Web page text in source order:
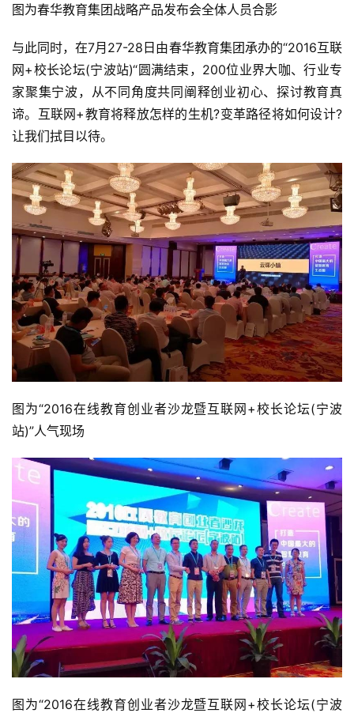
图为春华教育集团战略产品发布会全体人员合影
与此同时，在7月27-28日由春华教育集团承办的“2016互联
网+校长论坛(宁波站)“圆满结束，200位业界大咖、行业专
家聚集宁波，从不同角度共同阐释创业初心、探讨教育真
谛。互联网+教育将释放怎样的生机?变革路径将如何设计?
让我们拭目以待。
图为“2016在线教育创业者沙龙暨互联网+校长论坛(宁波
站)”人气现场
图为“2016在线教育创业者沙龙暨互联网+校长论坛(宁波